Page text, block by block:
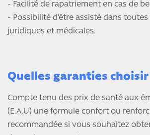
- Facilité de rapatriement en cas de
- Possibilité d’être assisté dans
juridiques et médicales.
Quelles garanties choisir
Compte tenu des prix de santé aux
(E.A.U) une formule confort ou
recommandée si vous souhaitez